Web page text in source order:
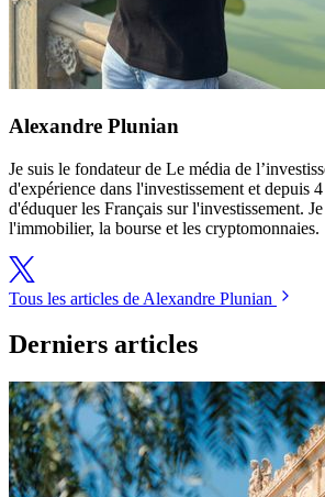
Alexandre Plunian
Je suis le fondateur de Le média de
d'expérience dans l'investissement et depuis
d'éduquer les Français sur l'investissement.
l'immobilier, la bourse et les cryptomonnaies.
Tous les articles de Alexandre Plunian
Derniers articles